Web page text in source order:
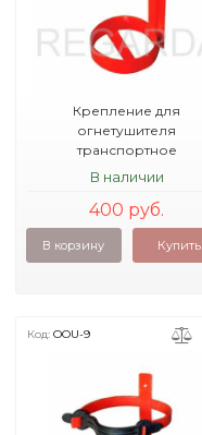
Крепление для
огнетушителя
транспортное
В наличии
400 руб.
В корзину Купить
Код: OOU-9